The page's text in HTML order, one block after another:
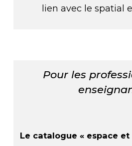
lien avec le spatial
Pour les
Le catalogue « espace